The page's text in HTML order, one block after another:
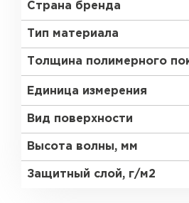
Страна бренда
Тип материала
Толщина полимерного
Единица измерения
Вид поверхности
Высота волны, мм
Защитный слой, г/м2